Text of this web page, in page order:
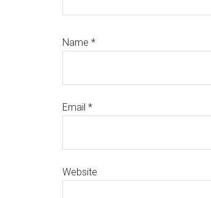
Name *
Email *
Website